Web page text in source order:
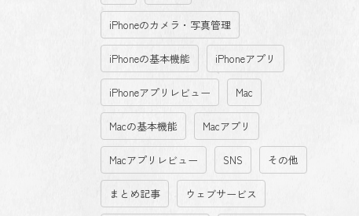
iPhoneのカメラ・写真管理
iPhoneの基本機能 iPhoneアプリ
iPhoneアプリレビュー Mac
Macの基本機能 Macアプリ
Macアプリレビュー SNS その他
まとめ記事 ウェブサービス